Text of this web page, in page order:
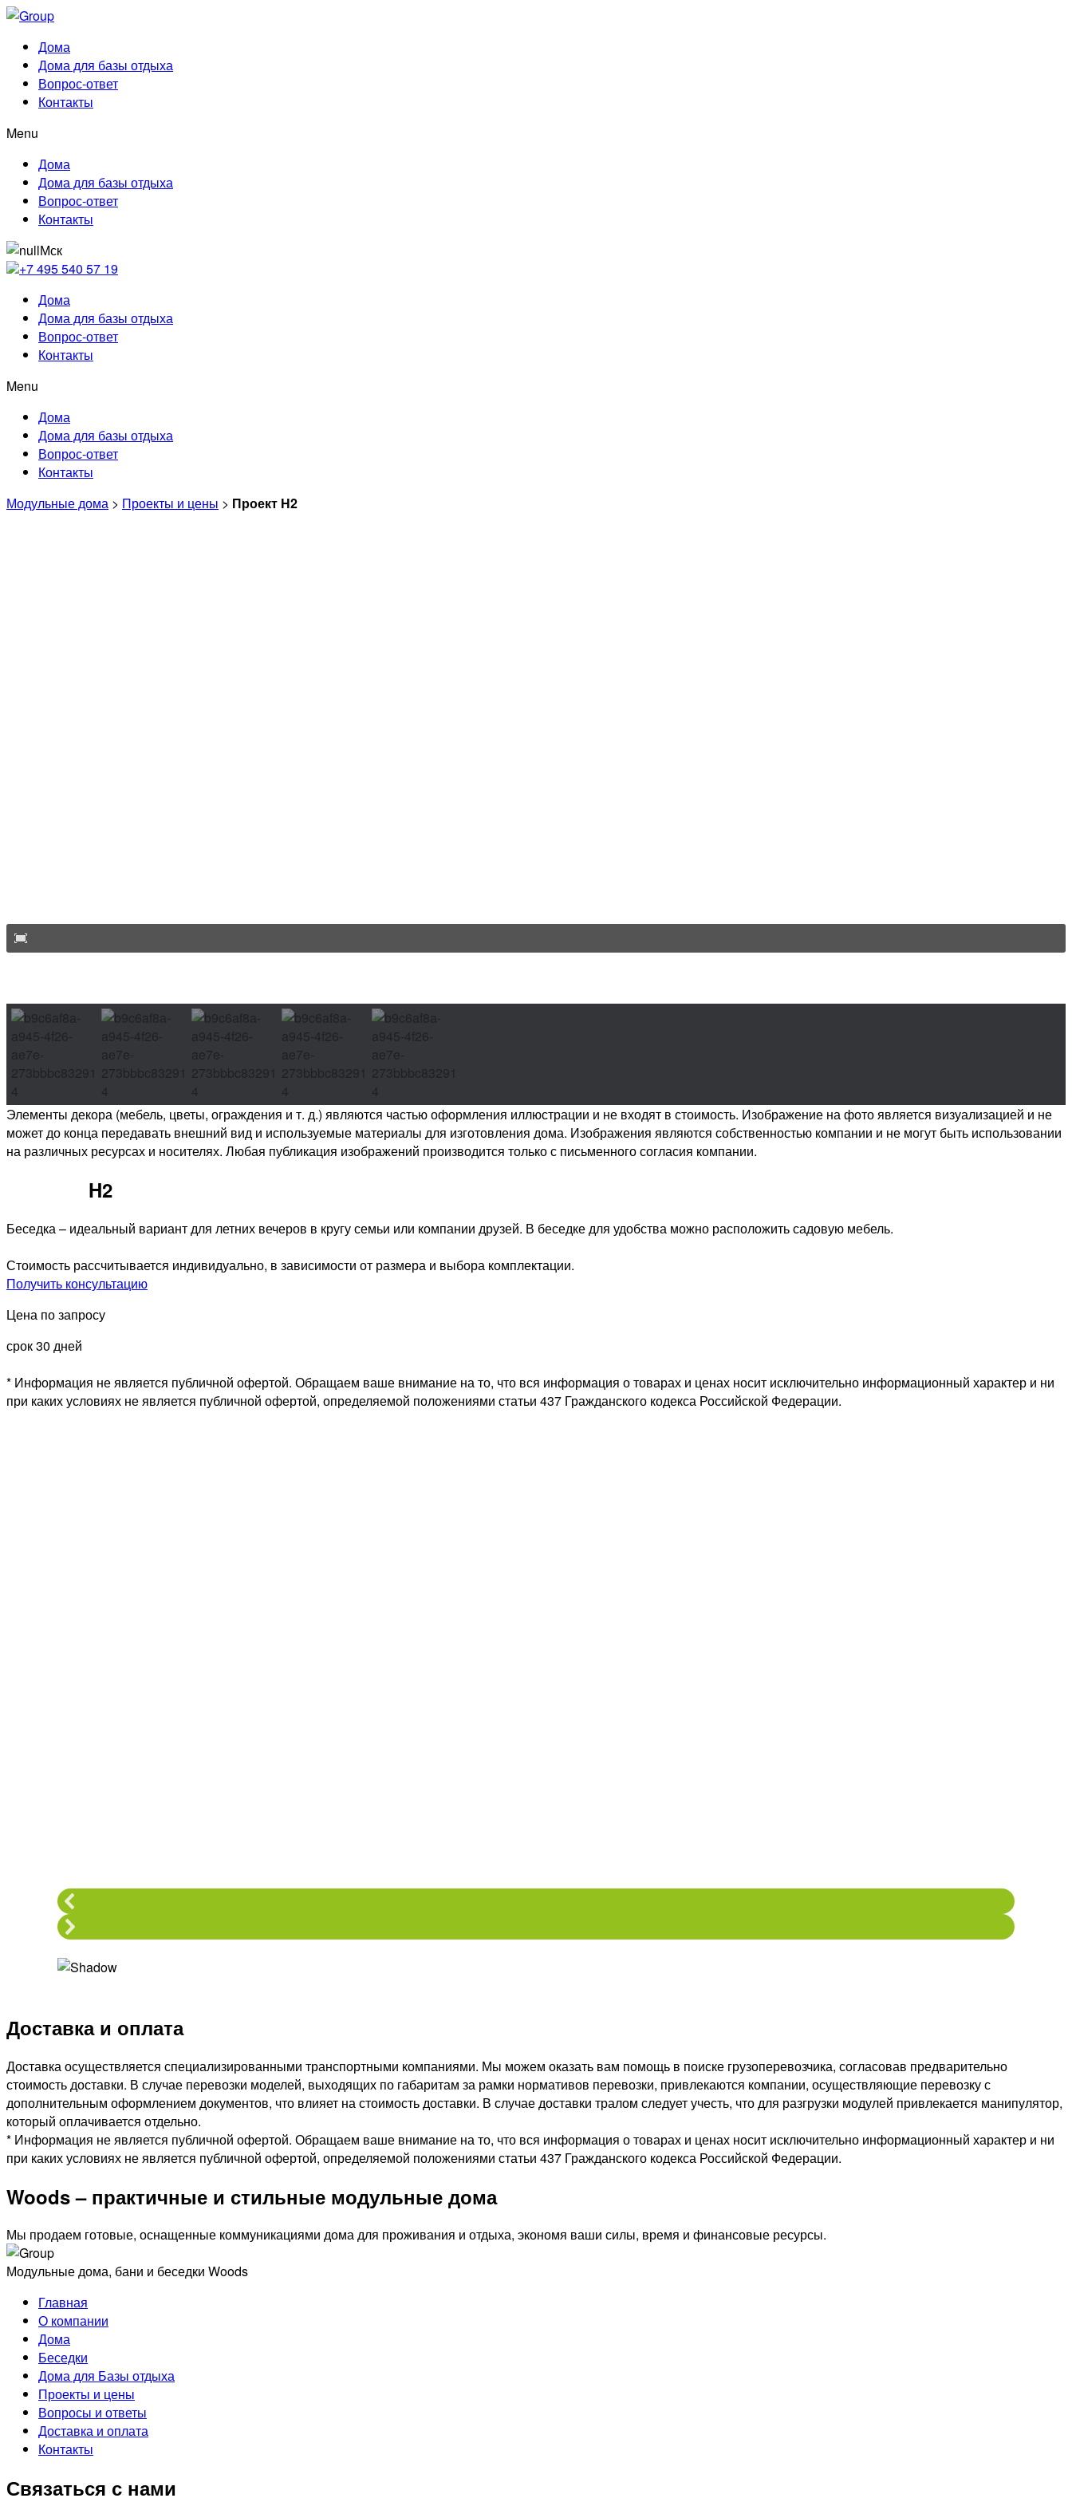
Дома
Дома для базы отдыха
Вопрос-ответ
Контакты
Menu
Дома
Дома для базы отдыха
Вопрос-ответ
Контакты
Мск
+7 495 540 57 19
Дома
Дома для базы отдыха
Вопрос-ответ
Контакты
Menu
Дома
Дома для базы отдыха
Вопрос-ответ
Контакты
Модульные дома > Проекты и цены > Проект H2
Элементы декора (мебель, цветы, ограждения и т. д.) являются частью оформления иллюстрации и не входят в стоимость. Изображение на фото является визуализацией и не
может до конца передавать внешний вид и используемые материалы для изготовления дома. Изображения являются собственностью компании и не могут быть использовании
на различных ресурсах и носителях. Любая публикация изображений производится только с письменного согласия компании.
H2
Беседка – идеальный вариант для летних вечеров в кругу семьи или компании друзей. В беседке для удобства можно расположить садовую мебель.
Стоимость рассчитывается индивидуально, в зависимости от размера и выбора комплектации.
Получить консультацию
Цена по запросу
срок 30 дней
* Информация не является публичной офертой. Обращаем ваше внимание на то, что вся информация о товарах и ценах носит исключительно информационный характер и ни
при каких условиях не является публичной офертой, определяемой положениями статьи 437 Гражданского кодекса Российской Федерации.
Доставка и оплата
Доставка осуществляется специализированными транспортными компаниями. Мы можем оказать вам помощь в поиске грузоперевозчика, согласовав предварительно
стоимость доставки. В случае перевозки моделей, выходящих по габаритам за рамки нормативов перевозки, привлекаются компании, осуществляющие перевозку с
дополнительным оформлением документов, что влияет на стоимость доставки. В случае доставки тралом следует учесть, что для разгрузки модулей привлекается манипулятор,
который оплачивается отдельно.
* Информация не является публичной офертой. Обращаем ваше внимание на то, что вся информация о товарах и ценах носит исключительно информационный характер и ни
при каких условиях не является публичной офертой, определяемой положениями статьи 437 Гражданского кодекса Российской Федерации.
Woods – практичные и стильные модульные дома
Мы продаем готовые, оснащенные коммуникациями дома для проживания и отдыха, экономя ваши силы, время и финансовые ресурсы.
Модульные дома, бани и беседки Woods
Главная
О компании
Дома
Беседки
Дома для Базы отдыха
Проекты и цены
Вопросы и ответы
Доставка и оплата
Контакты
Связаться с нами